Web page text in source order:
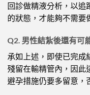
回診做精液分析，以追
的狀態，才能夠不需要
Q2. 男性結紮後還有可
承如上述，即使已完成
殘留在輸精管內，因此
避孕措施仍要多留意，